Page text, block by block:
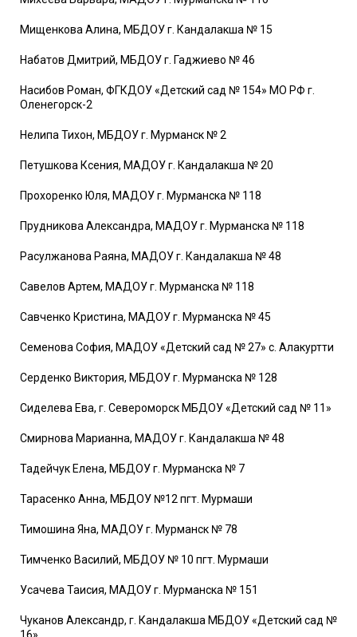
Мищенкова Алина, МБДОУ г. Кандалакша № 15
Набатов Дмитрий, МБДОУ г. Гаджиево № 46
Насибов Роман, ФГКДОУ «Детский сад № 154» МО РФ г.
Оленегорск-2
Нелипа Тихон, МБДОУ г. Мурманск № 2
Петушкова Ксения, МАДОУ г. Кандалакша № 20
Прохоренко Юля, МАДОУ г. Мурманска № 118
Прудникова Александра, МАДОУ г. Мурманска № 118
Расулжанова Раяна, МАДОУ г. Кандалакша № 48
Савелов Артем, МАДОУ г. Мурманска № 118
Савченко Кристина, МАДОУ г. Мурманска № 45
Семенова София, МАДОУ «Детский сад № 27» с. Алакуртти
Серденко Виктория, МБДОУ г. Мурманска № 128
Сиделева Ева, г. Североморск МБДОУ «Детский сад № 11»
Смирнова Марианна, МАДОУ г. Кандалакша № 48
Тадейчук Елена, МБДОУ г. Мурманска № 7
Тарасенко Анна, МБДОУ №12 пгт. Мурмаши
Тимошина Яна, МАДОУ г. Мурманск № 78
Тимченко Василий, МБДОУ № 10 пгт. Мурмаши
Усачева Таисия, МАДОУ г. Мурманска № 151
Чуканов Александр, г. Кандалакша МБДОУ «Детский сад №